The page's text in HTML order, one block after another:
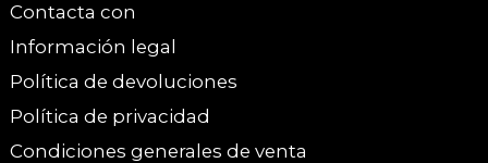
Contacta con
Información legal
Política de devoluciones
Política de privacidad
Condiciones generales de venta